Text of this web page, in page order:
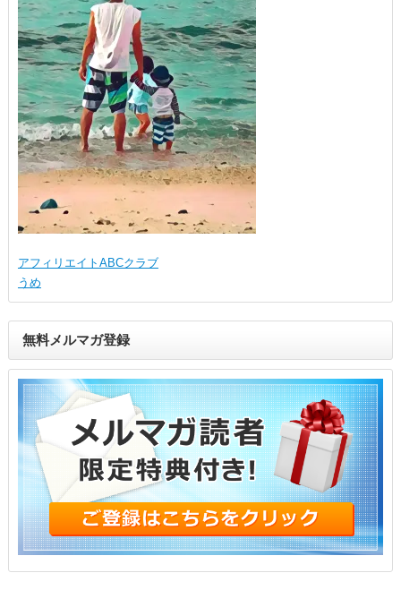
アフィリエイトABCクラブ
うめ
無料メルマガ登録